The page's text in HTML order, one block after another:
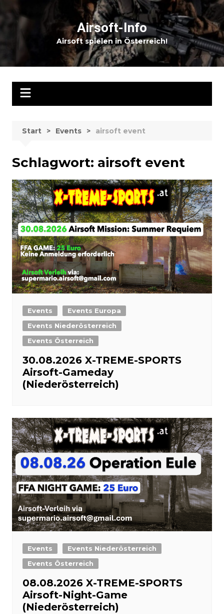
Inhalt
springen
Airsoft-Info
Airsoft spielen in Österreich!
Start Events airsoft event
Schlagwort: airsoft event
Events
Events Europa
Events Niederösterreich
Events Österreich
30.08.2026 X-TREME-SPORTS
Airsoft-Gameday
(Niederösterreich)
Events
Events Niederösterreich
Events Österreich
08.08.2026 X-TREME-SPORTS
Airsoft-Night-Game
(Niederösterreich)